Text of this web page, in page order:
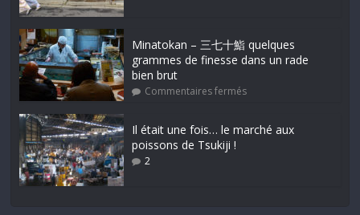
Minatokan – 三七十鮨 quelques
grammes de finesse dans un rade
bien brut
Commentaires fermés
Il était une fois… le marché aux
poissons de Tsukiji !
2